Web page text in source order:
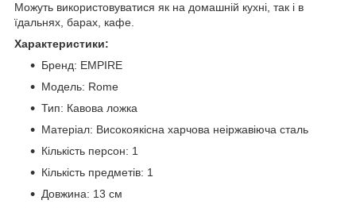
Можуть використовуватися як на домашній кухні, так і в
їдальнях, барах, кафе.
Характеристики:
Бренд: EMPIRE
Модель: Rome
Тип: Кавова ложка
Матеріал: Високоякісна харчова неіржавіюча сталь
Кількість персон: 1
Кількість предметів: 1
Довжина: 13 см